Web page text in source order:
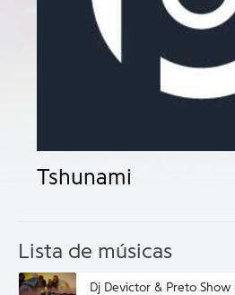
Tshunami
Lista de músicas
Dj Devictor & Preto